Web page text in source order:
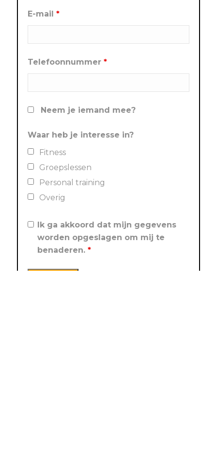
E-mail *
Telefoonnummer *
Neem je iemand mee?
Waar heb je interesse in?
Fitness
Groepslessen
Personal training
Overig
Ik ga akkoord dat mijn gegevens
worden opgeslagen om mij te
benaderen. *